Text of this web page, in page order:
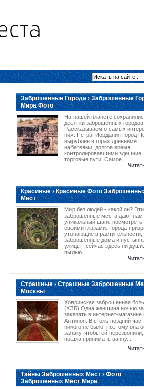
Заброшенные Города › Заброшенные
Мира Фото
На нашей планете
десятки заброшенных городов.
Рассказываем о самых
них. Петра, Иордания Город
вырублен в горах древними
набатеями, долгое время
контролировавшими здешние
торговые пути. Самое...
Красивые › Красивые Фото
Мест
Мир без людей - какой он? Эти
заброшенные места дают нам
уникальный шанс посмотреть
своими глазами. Города-
утопающие в растительности,
заброшенные дома и
улицы - сейчас здесь ни
пылью...
Страшные › Страшные Заброшенные
Москвы
Ховринская заброшенная
(ХЗБ) Одна женщина ночью
заказать в интернет-магазине
Антиноя. В столь поздний час
никого не было, поэтому она
заявку, чтобы ей
пошла принимать ванну...
Тайны Заброшенных Мест › Фото
Заброшенных Мест Мира